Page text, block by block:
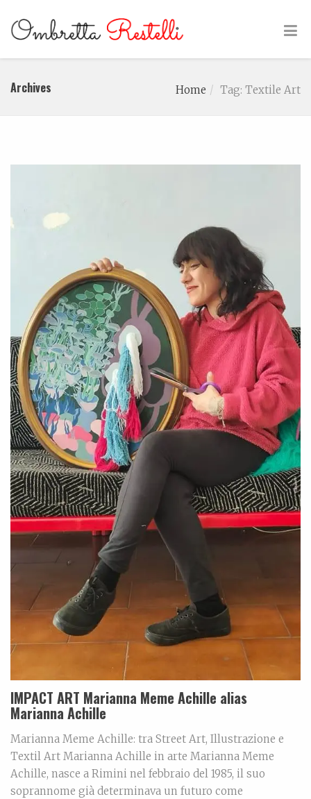
Archives Home Tag: Textile Art
IMPACT ART Marianna Meme Achille alias
Marianna Achille
Marianna Meme Achille: tra Street Art, Illustrazione e
Textil Art Marianna Achille in arte Marianna Meme
Achille, nasce a Rimini nel febbraio del 1985, il suo
soprannome già determinava un futuro come